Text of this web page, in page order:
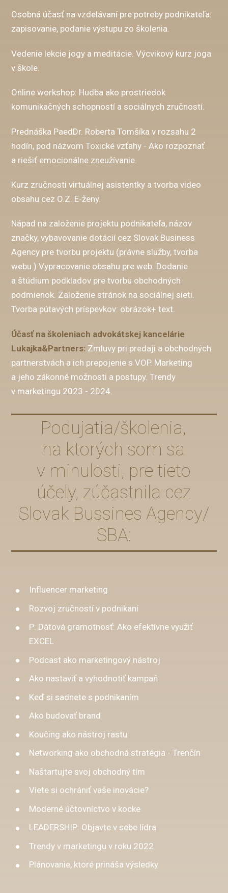
Osobná účasť na vzdelávaní pre potreby podnikateľa:
zapisovanie, podanie výstupu zo školenia.
Vedenie lekcie jogy a meditácie. Výcvikový kurz joga
v škole.
Online workshop: Hudba ako prostriedok
komunikačných schopností a sociálnych zručností.
Prednáška PaedDr. Roberta Tomšíka v rozsahu 2
hodín, pod názvom Toxické vzťahy - Ako rozpoznať
a riešiť emocionálne zneužívanie.
Kurz zručnosti virtuálnej asistentky a tvorba video
obsahu cez O.Z. E-ženy.
Nápad na založenie projektu podnikateľa, názov
značky, vybavovanie dotácií cez Slovak Business
Agency pre tvorbu projektu (právne služby, tvorba
webu.) Vypracovanie obsahu pre web. Dodanie
a štúdium podkladov pre tvorbu obchodných
podmienok. Založenie stránok na sociálnej sieti.
Tvorba pútavých príspevkov: obrázok+ text.
Účasť na školeniach advokátskej kancelárie
Lukajka&Partners: Zmluvy pri predaji a obchodných
partnerstvách a ich prepojenie s VOP. Marketing
a jeho zákonné možnosti a postupy. Trendy
v marketingu 2023 - 2024.
Podujatia/školenia,
na ktorých som sa
v minulosti, pre tieto
účely, zúčastnila cez
Slovak Bussines Agency/
SBA:
Influencer marketing
Rozvoj zručností v podnikaní
P: Dátová gramotnosť: Ako efektívne využiť
EXCEL
Podcast ako marketingový nástroj
Ako nastaviť a vyhodnotiť kampaň
Keď si sadnete s podnikaním
Ako budovať brand
Koučing ako nástroj rastu
Networking ako obchodná stratégia - Trenčín
Naštartujte svoj obchodný tím
Viete si ochrániť vaše inovácie?
Moderné účtovníctvo v kocke
LEADERSHIP: Objavte v sebe lídra
Trendy v marketingu v roku 2022
Plánovanie, ktoré prináša výsledky